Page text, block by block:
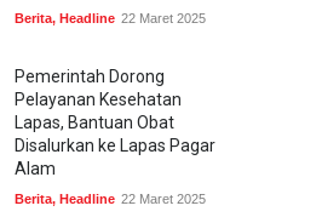
Berita, Headline 22 Maret 2025
Pemerintah Dorong
Pelayanan Kesehatan
Lapas, Bantuan Obat
Disalurkan ke Lapas Pagar
Alam
Berita, Headline 22 Maret 2025